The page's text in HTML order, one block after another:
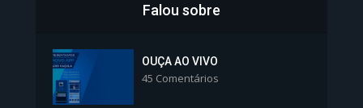
Colégios da Polícia...
Falou sobre
OUÇA AO VIVO
45 Comentários